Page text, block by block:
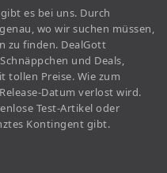
es bei uns. Durch
wo wir suchen müssen,
zu finden. DealGott
und Deals,
tollen Preise. Wie zum
Datum verlost wird.
Test-Artikel oder
Kontingent gibt.